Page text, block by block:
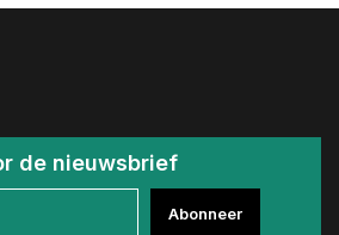
de nieuwsbrief
Abonneer